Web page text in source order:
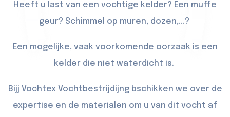
Heeft u last van een vochtige kelder? Een muffe
geur? Schimmel op muren, dozen,...?
Een mogelijke, vaak voorkomende oorzaak is een
kelder die niet waterdicht is.
Bijj Vochtex Vochtbestrijdijng bschikken we over de
expertise en de materialen om u van dit vocht af